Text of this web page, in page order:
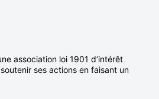
association loi 1901 d’intérêt
ses actions en faisant un